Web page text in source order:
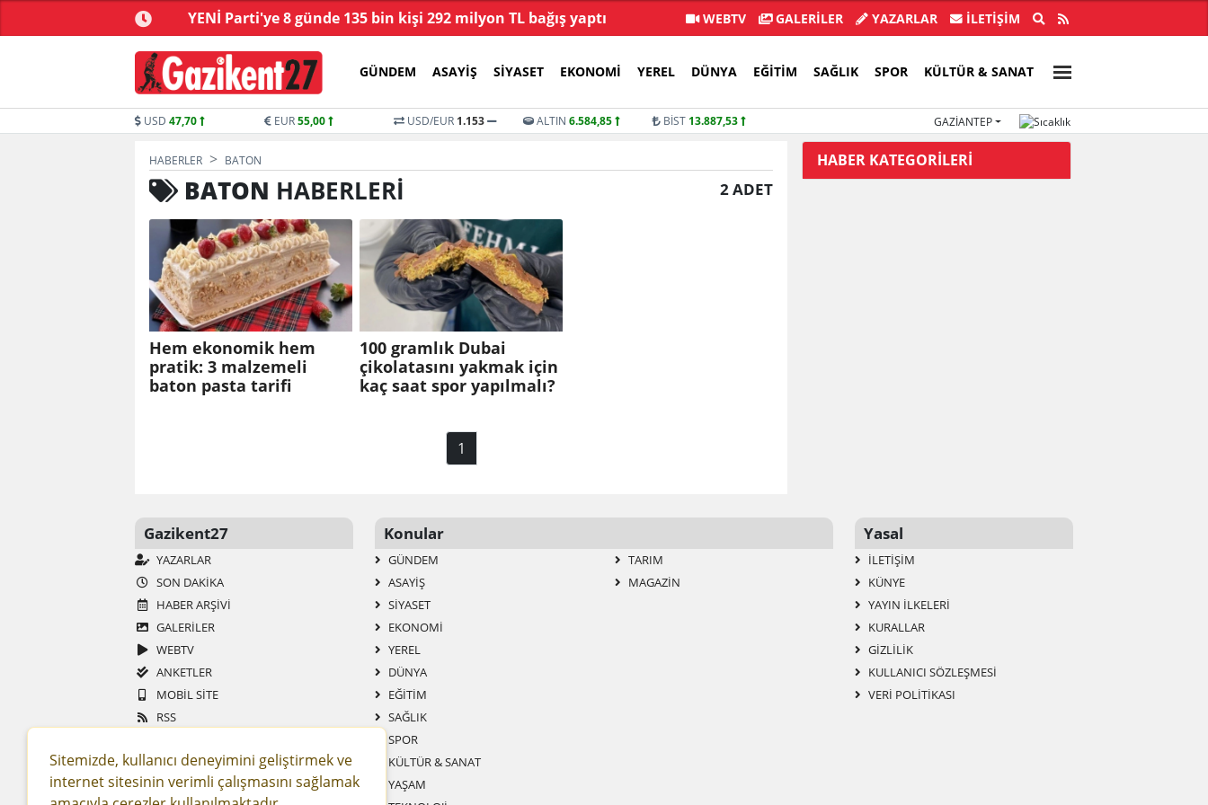
dalga operasyon YENİ Parti'ye 8 günde 135 bin kişi 292 milyon TL bağış yaptı Veli Ağbaba'nın abisi Hür Ağbaba tutuklandı
WEBTV GALERİLER YAZARLAR İLETIŞIM
GÜNDEM ASAYIŞ SIYASET EKONOMI YEREL DÜNYA EĞITIM SAĞLIK SPOR KÜLTÜR & SANAT
USD 47,70 EUR55,00 USD/EUR 1.153 ALTIN 6.584,85 BİST 13.887,53 GAZIANTEP
HABERLER BATON
BATON HABERLERI 2 ADET
Hem ekonomik hem
pratik: 3 malzemeli
baton pasta tarifi
100 gramlık Dubai
çikolatasını yakmak için
kaç saat spor yapılmalı?
1
HABER KATEGORİLERİ
Gazikent27
YAZARLAR
SON DAKIKA
HABER ARŞIVI
GALERİLER
WEBTV
ANKETLER
MOBIL SITE
RSS
KENT WIKI
KENT REHBERI
Konular
GÜNDEM
ASAYIŞ
SIYASET
EKONOMI
YEREL
DÜNYA
EĞITIM
SAĞLIK
SPOR
KÜLTÜR & SANAT
YAŞAM
TARIM
MAGAZIN
Yasal
İLETIŞIM
KÜNYE
YAYIN İLKELERI
KURALLAR
GIZLILIK
KULLANICI SÖZLEŞMESI
VERI POLITIKASI
Sitemizde, kullanıcı deneyimini geliştirmek ve
internet sitesinin verimli çalışmasını sağlamak